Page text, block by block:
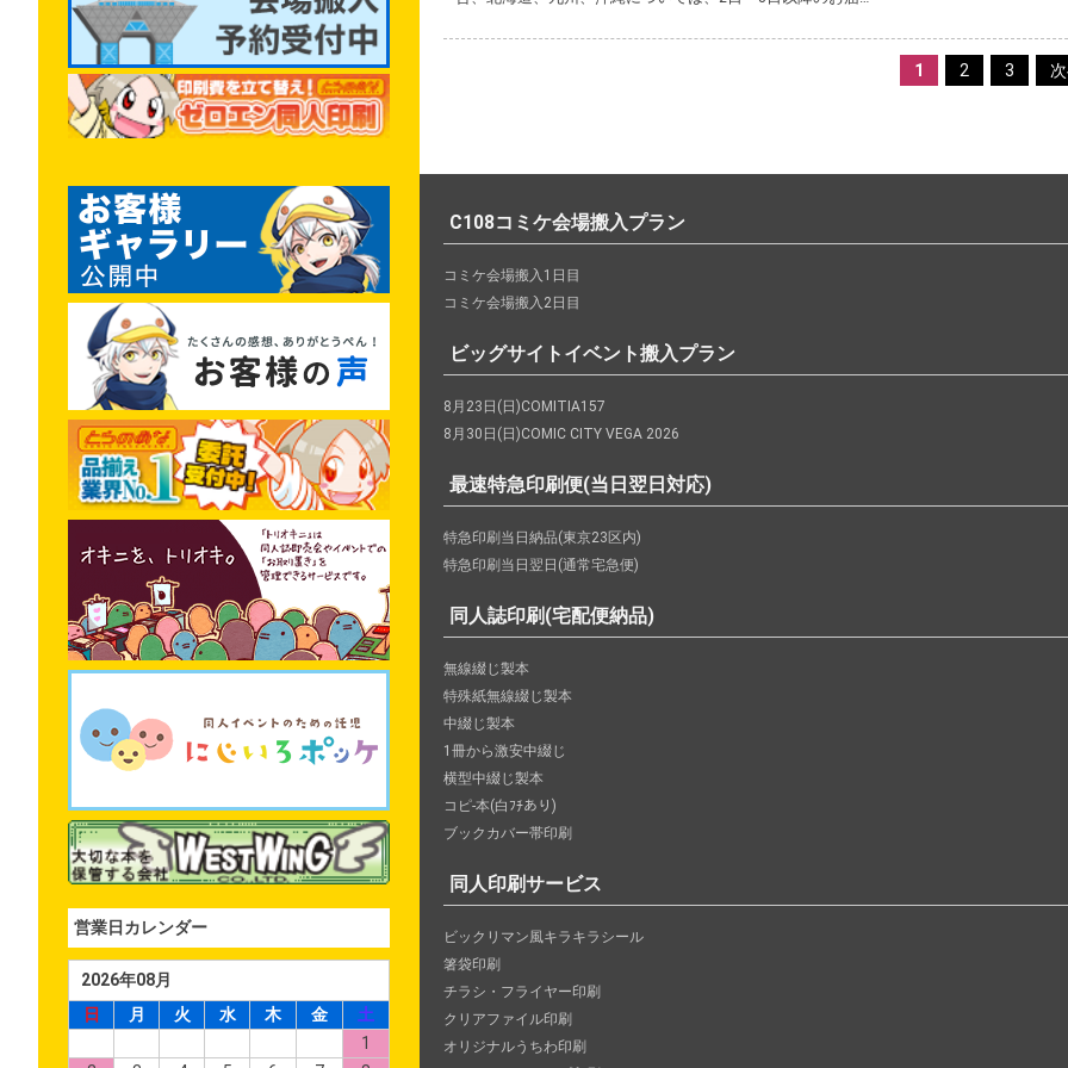
営業日カレンダー
2026年08月
日
月 火 水 木 金
土
1
1 2 3
C108コミケ会場搬入プラン
コミケ会場搬入1日目
コミケ会場搬入2日目
ビッグサイトイベント搬入プラン
8月23日(日)COMITIA157
8月30日(日)COMIC CITY VEGA 2026
最速特急印刷便(当日翌日対応)
特急印刷当日納品(東京23区内)
特急印刷当日翌日(通常宅急便)
同人誌印刷(宅配便納品)
無線綴じ製本
特殊紙無線綴じ製本
中綴じ製本
1冊から激安中綴じ
横型中綴じ製本
コピ-本(白ﾌﾁあり)
ブックカバー帯印刷
同人印刷サービス
ビックリマン風キラキラシール
箸袋印刷
チラシ・フライヤー印刷
クリアファイル印刷
オリジナルうちわ印刷